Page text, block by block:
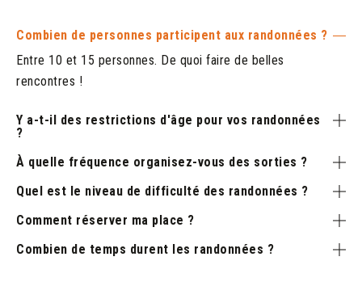
Combien de personnes participent aux randonnées ?
Entre 10 et 15 personnes. De quoi faire de belles
rencontres !
Y a-t-il des restrictions d'âge pour vos randonnées
?
À quelle fréquence organisez-vous des sorties ?
Quel est le niveau de difficulté des randonnées ?
Comment réserver ma place ?
Combien de temps durent les randonnées ?